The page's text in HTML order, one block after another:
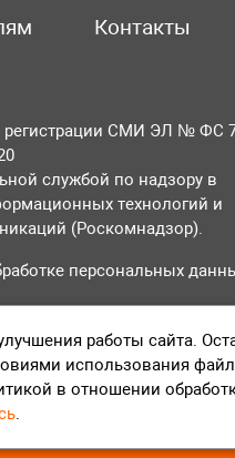
Контакты
регистрации СМИ ЭЛ № ФС
службой по надзору в
технологий и
(Роскомнадзор).
персональных
работы сайта.
использования
в отношении
.